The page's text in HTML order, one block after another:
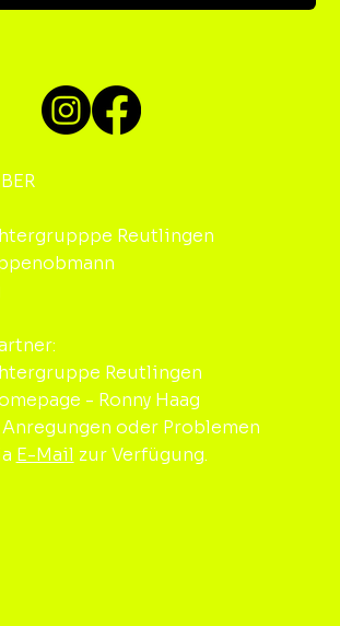
Reutlingen
Reutlingen
- Ronny Haag
Anregungen oder Problemen
E-Mail zur Verfügung.